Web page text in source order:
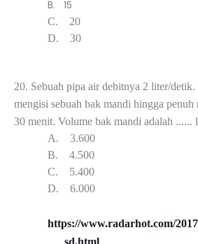
B. 15
C. 20
D. 30
20. Sebuah pipa air debitnya 2 liter/
mengisi sebuah bak mandi hingga
30 menit. Volume bak mandi adalah ......
A. 3.600
B. 4.500
C. 5.400
D. 6.000
https://www.radarhot.com/
sd.html